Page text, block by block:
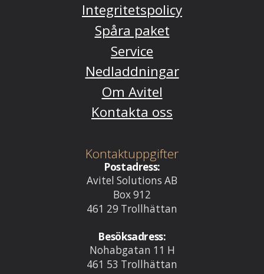
Integritetspolicy
Spåra paket
Service
Nedladdningar
Om Avitel
Kontakta oss
Kontaktuppgifter
Postadress:
Avitel Solutions AB
Box 912
461 29 Trollhättan
Besöksadress:
Nohabgatan 11 H
461 53 Trollhättan